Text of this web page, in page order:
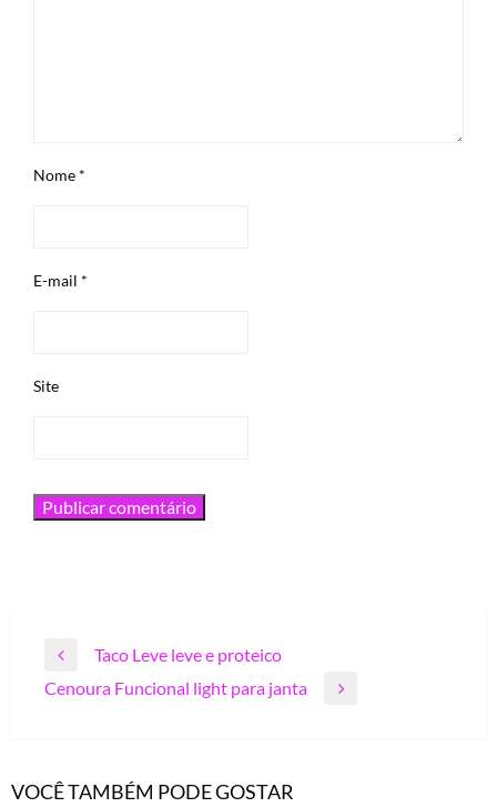
Nome *
E-mail *
Site
Navegação
de
Previous
Post
Taco Leve leve e proteico
Next
Cenoura Funcional light para janta
VOCÊ TAMBÉM PODE GOSTAR